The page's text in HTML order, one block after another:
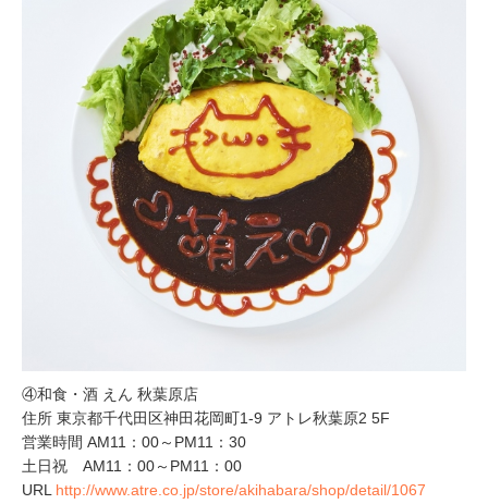
④和食・酒 えん 秋葉原店
住所 東京都千代田区神田花岡町1-9 アトレ秋葉原2 5F
営業時間 AM11：00～PM11：30
土日祝 AM11：00～PM11：00
URL http://www.atre.co.jp/store/akihabara/shop/detail/1067